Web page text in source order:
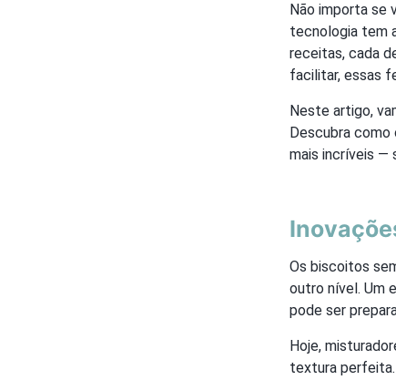
Não importa se
tecnologia tem
receitas, cada
facilitar, essas
Neste artigo,
Descubra
mais incríveis —
Os biscoitos
outro nível. Um
pode ser
Hoje,
textura